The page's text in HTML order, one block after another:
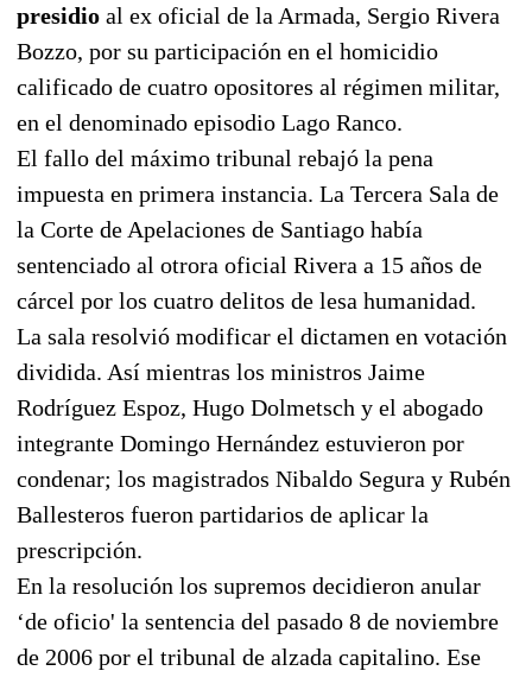
presidio al ex oficial de la Armada, Sergio Rivera
Bozzo, por su participación en el homicidio
calificado de cuatro opositores al régimen militar,
en el denominado episodio Lago Ranco.
El fallo del máximo tribunal rebajó la pena
impuesta en primera instancia. La Tercera Sala de
la Corte de Apelaciones de Santiago había
sentenciado al otrora oficial Rivera a 15 años de
cárcel por los cuatro delitos de lesa humanidad.
La sala resolvió modificar el dictamen en votación
dividida. Así mientras los ministros Jaime
Rodríguez Espoz, Hugo Dolmetsch y el abogado
integrante Domingo Hernández estuvieron por
condenar; los magistrados Nibaldo Segura y Rubén
Ballesteros fueron partidarios de aplicar la
prescripción.
En la resolución los supremos decidieron anular
‘de oficio' la sentencia del pasado 8 de noviembre
de 2006 por el tribunal de alzada capitalino. Ese